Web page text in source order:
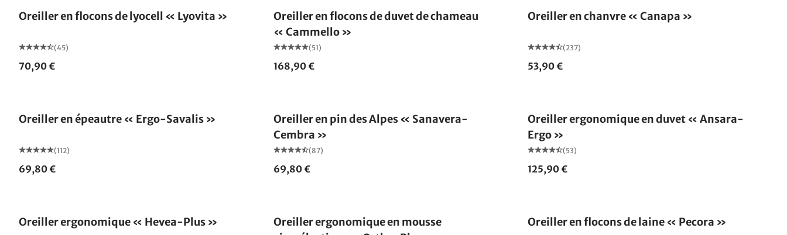
Oreiller en flocons de lyocell « Lyovita »
(45)
70,90 €
Oreiller en flocons de duvet de chameau
« Cammello »
(51)
168,90 €
Oreiller en chanvre « Canapa »
(237)
53,90 €
Oreiller en épeautre « Ergo-Savalis »
(112)
69,80 €
Oreiller en pin des Alpes « Sanavera-
Cembra »
(87)
69,80 €
Oreiller ergonomique en duvet « Ansara-
Ergo »
(53)
125,90 €
Oreiller ergonomique « Hevea-Plus »
Oreiller ergonomique en mousse
Oreiller en flocons de laine « Pecora »